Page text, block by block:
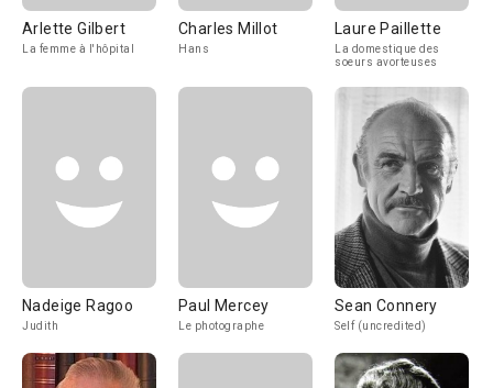
Arlette Gilbert
La femme à l'hôpital
Charles Millot
Hans
Laure Paillette
La domestique des
soeurs avorteuses
Nadeige Ragoo
Judith
Paul Mercey
Le photographe
Sean Connery
Self (uncredited)